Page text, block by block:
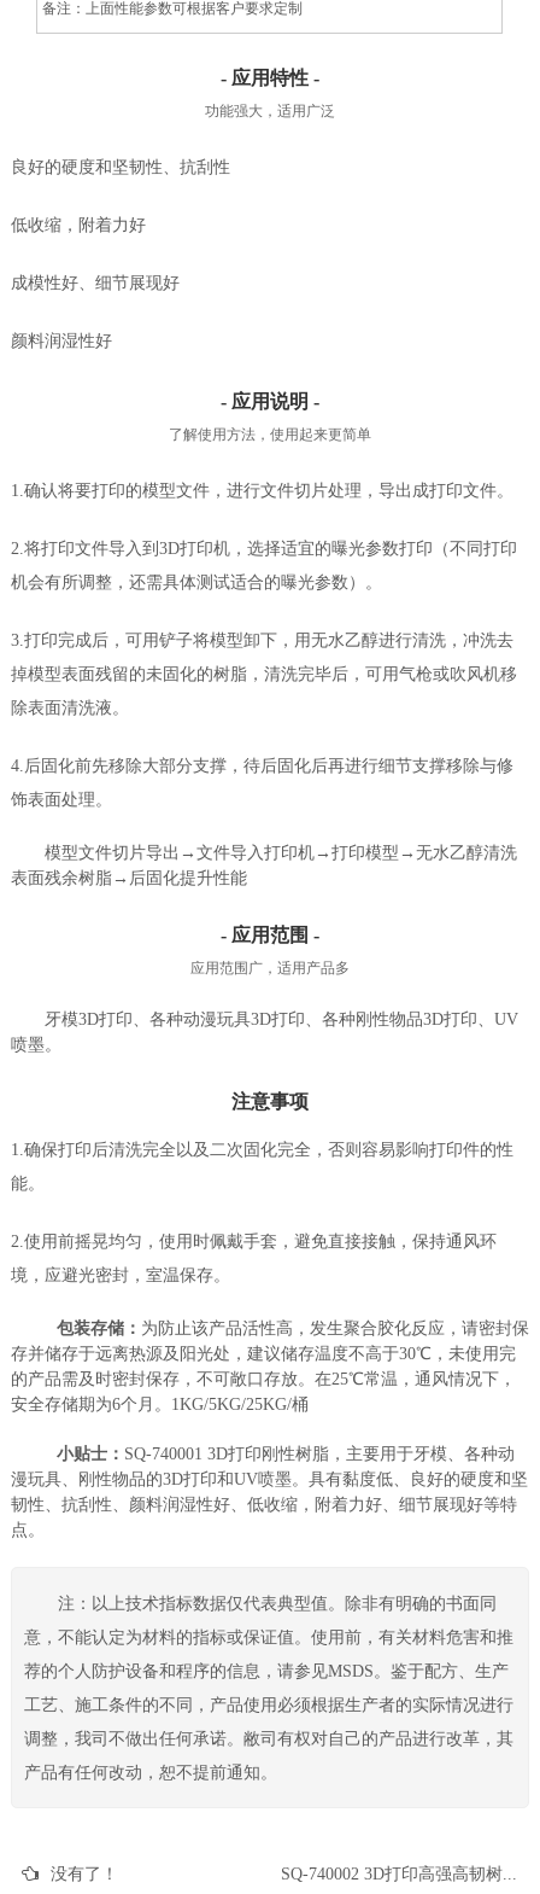
备注：上面性能参数可根据客户要求定制
- 应用特性 -
功能强大，适用广泛
良好的硬度和坚韧性、抗刮性
低收缩，附着力好
成模性好、细节展现好
颜料润湿性好
- 应用说明 -
了解使用方法，使用起来更简单
1.确认将要打印的模型文件，进行文件切片处理，导出成打印文件。
2.将打印文件导入到3D打印机，选择适宜的曝光参数打印（不同打印
机会有所调整，还需具体测试适合的曝光参数）。
3.打印完成后，可用铲子将模型卸下，用无水乙醇进行清洗，冲洗去
掉模型表面残留的未固化的树脂，清洗完毕后，可用气枪或吹风机移
除表面清洗液。
4.后固化前先移除大部分支撑，待后固化后再进行细节支撑移除与修
饰表面处理。
模型文件切片导出→文件导入打印机→打印模型→无水乙醇清洗
表面残余树脂→后固化提升性能
- 应用范围 -
应用范围广，适用产品多
牙模3D打印、各种动漫玩具3D打印、各种刚性物品3D打印、UV
喷墨。
注意事项
1.确保打印后清洗完全以及二次固化完全，否则容易影响打印件的性
能。
2.使用前摇晃均匀，使用时佩戴手套，避免直接接触，保持通风环
境，应避光密封，室温保存。
包装存储： 为防止该产品活性高，发生聚合胶化反应，请密封保
存并储存于远离热源及阳光处，建议储存温度不高于30℃，未使用完
的产品需及时密封保存，不可敞口存放。在25℃常温，通风情况下，
安全存储期为6个月。1KG/5KG/25KG/桶
小贴士： SQ-740001 3D打印刚性树脂，主要用于牙模、各种动
漫玩具、刚性物品的3D打印和UV喷墨。具有黏度低、良好的硬度和坚
韧性、抗刮性、颜料润湿性好、低收缩，附着力好、细节展现好等特
点。
注：以上技术指标数据仅代表典型值。除非有明确的书面同
意，不能认定为材料的指标或保证值。使用前，有关材料危害和推
荐的个人防护设备和程序的信息，请参见MSDS。鉴于配方、生产
工艺、施工条件的不同，产品使用必须根据生产者的实际情况进行
调整，我司不做出任何承诺。敝司有权对自己的产品进行改革，其
产品有任何改动，恕不提前通知。
没有了！ SQ-740002 3D打印高强高韧树脂 牙模3D打印 各种动漫玩具3D打印 各种刚性物品3D打印 UV喷墨